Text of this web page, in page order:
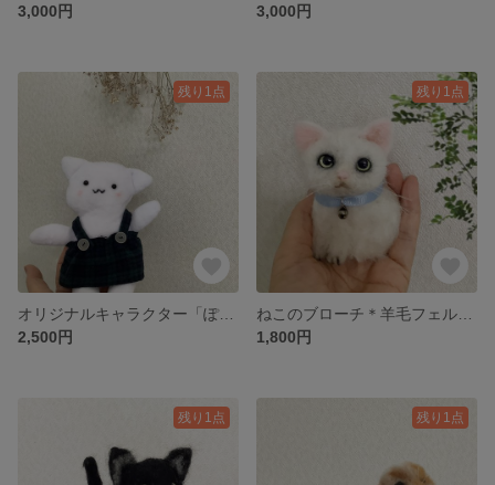
3,000円
3,000円
残り1点
2,500円
残り1点
1,800円
残り1点 残り1点